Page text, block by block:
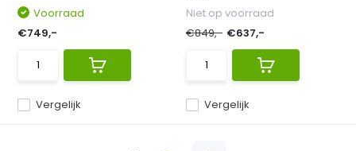
Vergelijk
Voorraad
€749,-
Vergelijk
Niet op voorraad
€849,- €637,-